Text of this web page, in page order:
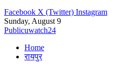
Facebook X (Twitter) Instagram
Sunday, August 9
Publicuwatch24
Home
रायपुर